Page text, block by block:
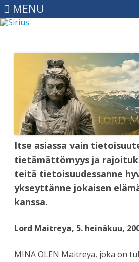
MENU
Itse asiassa vain
tietämättömyys ja
teitä tietoisuudessanne
ykseyttänne jokaisen
kanssa.
Lord Maitreya, 5. heinäkuu,
MINÄ OLEN Maitreya, joka on